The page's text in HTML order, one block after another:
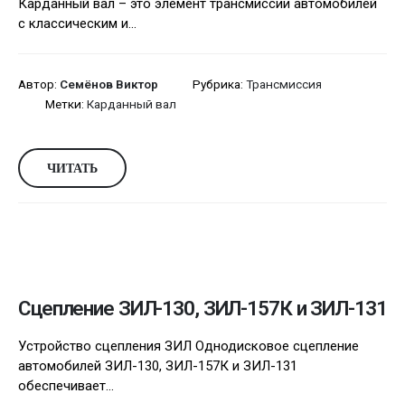
Карданный вал – это элемент трансмиссии автомобилей
с классическим и...
Автор: Семёнов Виктор Рубрика: Трансмиссия
Метки: Карданный вал
ЧИТАТЬ
Сцепление ЗИЛ-130, ЗИЛ-157К и ЗИЛ-131
Устройство сцепления ЗИЛ Однодисковое сцепление
автомобилей ЗИЛ-130, ЗИЛ-157К и ЗИЛ-131
обеспечивает...